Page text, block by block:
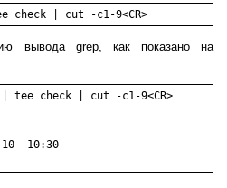
check | cut -c1-9<CR>
вывода grep, как показано на
tee check | cut -c1-9<CR>
10:30